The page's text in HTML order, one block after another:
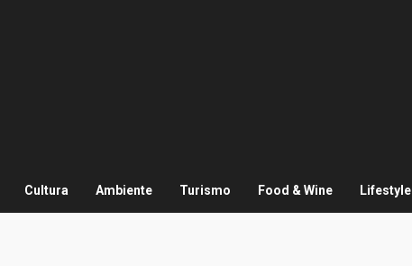
Cultura Ambiente Turismo Food & Wine Lifestyle